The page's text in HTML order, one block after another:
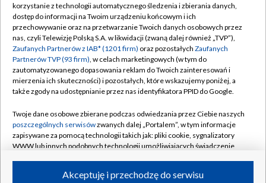
TVP
Abonament TVP
Emisja w TVP
Centrum informacji TVP
Naziemna Telewizja Cyfrowa
Rada Programowa
System NOS
Informacje o nadawcy
Program dla prasy
Regulamin TVP
Polityka prywatności
Moje zgody
Pomoc
Kontakt
Kanały
korzystanie z technologii automatycznego śledzenia i zbierania danych,
dostęp do informacji na Twoim urządzeniu końcowym i ich
przechowywanie oraz na przetwarzanie Twoich danych osobowych przez
nas, czyli Telewizję Polską S.A. w likwidacji (zwaną dalej również „TVP”),
Zaufanych Partnerów z IAB* (1201 firm) oraz pozostałych Zaufanych
Partnerów TVP (93 firm), w celach marketingowych (w tym do
zautomatyzowanego dopasowania reklam do Twoich zainteresowań i
mierzenia ich skuteczności) i pozostałych, które wskazujemy poniżej, a
także zgody na udostępnianie przez nas identyfikatora PPID do Google.
Twoje dane osobowe zbierane podczas odwiedzania przez Ciebie naszych
poszczególnych serwisówzwanych dalej „Portalem”, w tym informacje
zapisywane za pomocą technologii takich jak: pliki cookie, sygnalizatory
WWW lub innych podobnych technologii umożliwiających świadczenie
ruchu w Internecie.Akceptuję i przechodzę do serwisu